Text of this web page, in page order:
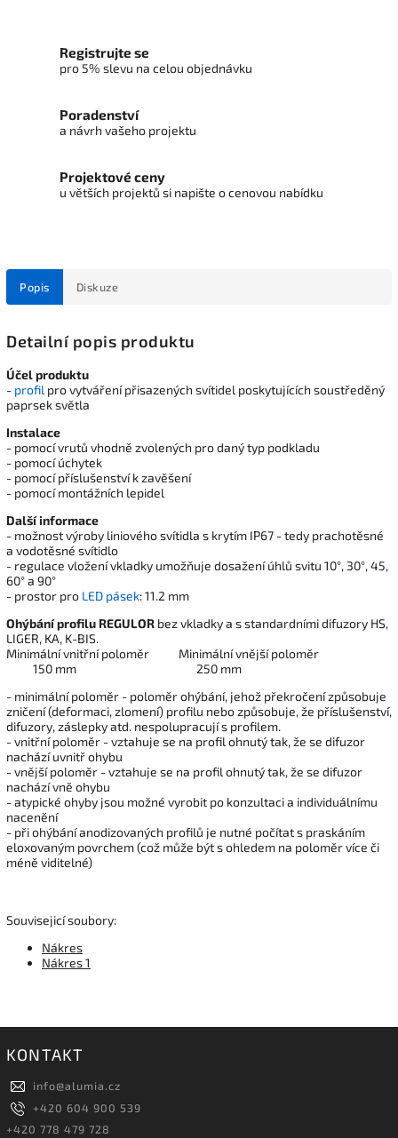
Registrujte se
pro 5% slevu na celou objednávku
Poradenství
a návrh vašeho projektu
Projektové ceny
u větších projektů si napište o cenovou nabídku
Popis Diskuze
Detailní popis produktu
Účel produktu
- profil pro vytváření přisazených svítidel poskytujících soustředěný
paprsek světla
Instalace
- pomocí vrutů vhodně zvolených pro daný typ podkladu
- pomocí úchytek
- pomocí příslušenství k zavěšení
- pomocí montážních lepidel
Další informace
- možnost výroby liniového svítidla s krytím IP67 - tedy prachotěsné
a vodotěsné svítidlo
- regulace vložení vkladky umožňuje dosažení úhlů svitu 10°, 30°, 45,
60° a 90°
- prostor pro LED pásek: 11.2 mm
Ohýbání profilu REGULOR bez vkladky a s standardními difuzory HS,
LIGER, KA, K-BIS.
Minimální vnitřní poloměr Minimální vnější poloměr
150 mm 250 mm
- minimální poloměr - poloměr ohýbání, jehož překročení způsobuje
zničení (deformaci, zlomení) profilu nebo způsobuje, že příslušenství,
difuzory, záslepky atd. nespolupracují s profilem.
- vnitřní poloměr - vztahuje se na profil ohnutý tak, že se difuzor
nachází uvnitř ohybu
- vnější poloměr - vztahuje se na profil ohnutý tak, že se difuzor
nachází vně ohybu
- atypické ohyby jsou možné vyrobit po konzultaci a individuálnímu
nacenění
- při ohýbání anodizovaných profilů je nutné počítat s praskáním
eloxovaným povrchem (což může být s ohledem na poloměr více či
méně viditelné)
Souvisejicí soubory:
Nákres
Nákres 1
KONTAKT
info@alumia.cz
+420 604 900 539
+420 778 479 728